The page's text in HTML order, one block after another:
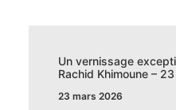
Un vernissage
Rachid Khimoune –
23 mars 2026